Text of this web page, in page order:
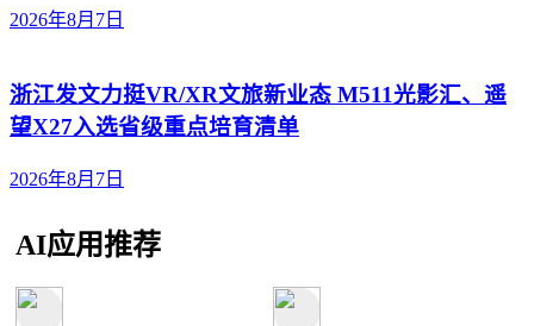
2026年8月7日
浙江发文力挺VR/XR文旅新业态 M511光影汇、遥
望X27入选省级重点培育清单
2026年8月7日
AI应用推荐